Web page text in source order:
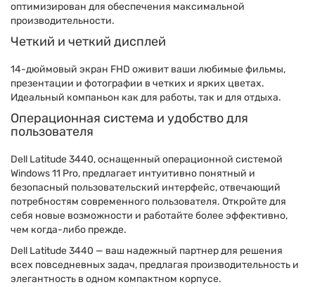
оптимизирован для обеспечения максимальной
производительности.
Четкий и четкий дисплей
14-дюймовый экран FHD оживит ваши любимые фильмы,
презентации и фотографии в четких и ярких цветах.
Идеальный компаньон как для работы, так и для отдыха.
Операционная система и удобство для
пользователя
Dell Latitude 3440, оснащенный операционной системой
Windows 11 Pro, предлагает интуитивно понятный и
безопасный пользовательский интерфейс, отвечающий
потребностям современного пользователя. Откройте для
себя новые возможности и работайте более эффективно,
чем когда-либо прежде.
Dell Latitude 3440 — ваш надежный партнер для решения
всех повседневных задач, предлагая производительность и
элегантность в одном компактном корпусе.